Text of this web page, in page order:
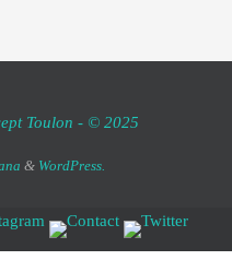
Toulon - © 2025
& WordPress.